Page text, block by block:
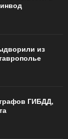
из
ГИБДД,